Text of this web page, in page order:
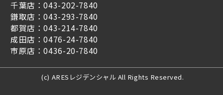
千葉店：043-202-7840
鎌取店：043-293-7840
都賀店：043-214-7840
成田店：0476-24-7840
市原店：0436-20-7840
(c) ARESレジデンシャル All Rights Reserved.